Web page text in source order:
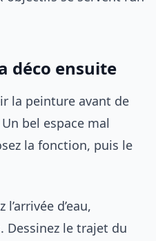
déco ensuite
la peinture avant de
bel espace mal
la fonction, puis le
d’eau,
Dessinez le trajet du